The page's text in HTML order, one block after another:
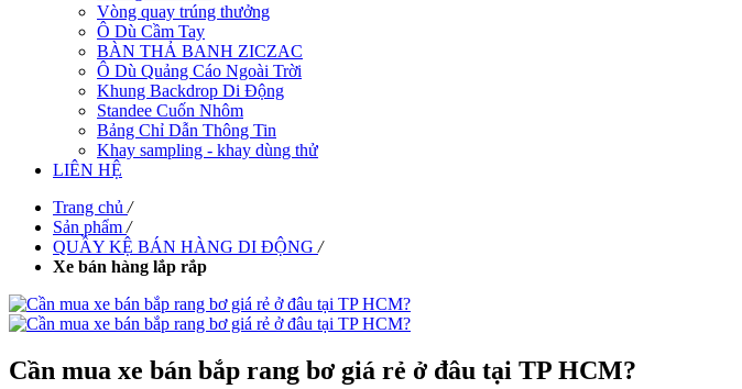
Vòng quay trúng thưởng
Ô Dù Cầm Tay
BÀN THẢ BANH ZICZAC
Ô Dù Quảng Cáo Ngoài Trời
Khung Backdrop Di Động
Standee Cuốn Nhôm
Bảng Chỉ Dẫn Thông Tin
Khay sampling - khay dùng thử
LIÊN HỆ
Trang chủ /
Sản phẩm /
QUẦY KỆ BÁN HÀNG DI ĐỘNG /
Xe bán hàng lắp rắp
Cần mua xe bán bắp rang bơ giá rẻ ở đâu tại TP HCM?